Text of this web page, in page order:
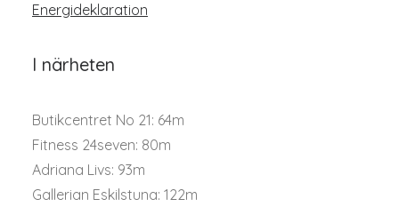
Energideklaration
I närheten
Butikcentret No 21: 64m
Fitness 24seven: 80m
Adriana Livs: 93m
Gallerian Eskilstuna: 122m